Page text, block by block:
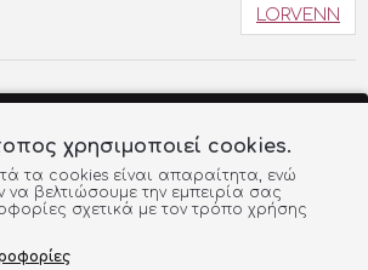
LORVENN
ΠΡΟΣΘΗΚΗ ΣΤΟ ΚΑΛΑΘΙ
ΛΊΣΤΑ
χρησιμοποιεί cookies.
τα cookies είναι απαραίτητα, ενώ
βελτιώσουμε την εμπειρία σας
σχετικά με τον τρόπο χρήσης